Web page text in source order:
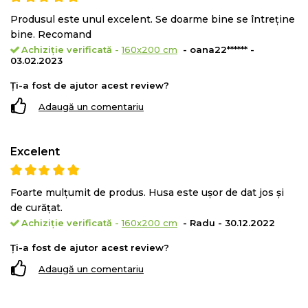
Poate fi folosita pe ambele parti, avand astfel o durata
de viata mai mare. SalteauaKONFORTA este o saltea
recomandata pentru
toate pozitiile de dormit
spate, pe lateral si pe stomac.
Produsul este unul excelent. Se doarme bine se întreține
bine. Recomand
Achiziție verificată -160x200 cm
- oana22****** -
03.02.2023
Ți-a fost de ajutor acest review?
Adaugă un comentariu
Excelent
Foarte mulțumit de produs. Husa este ușor de dat jos și
de curățat.
Achiziție verificată -160x200 cm - Radu - 30.12.2022
Ți-a fost de ajutor acest review?
Adaugă un comentariu